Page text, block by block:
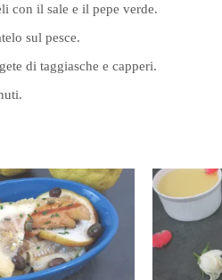
con il sale e il pepe verde.
sul pesce.
di taggiasche e capperi.